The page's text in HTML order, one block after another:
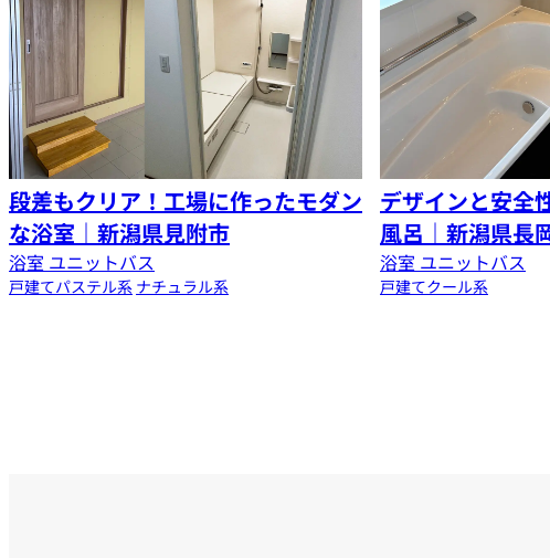
段差もクリア！工場に作ったモダン
な浴室｜新潟県見附市
浴室 ユニットバス
戸建てパステル系 ナチュラル系
デザインと安全
風呂｜新潟県長
浴室 ユニットバス
戸建てクール系